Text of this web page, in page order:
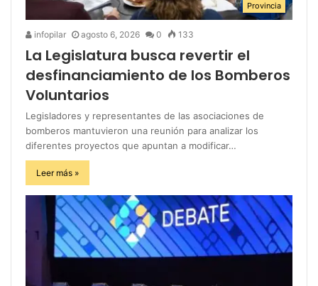
Provincia
infopilar agosto 6, 2026 0 133
La Legislatura busca revertir el
desfinanciamiento de los Bomberos
Voluntarios
Legisladores y representantes de las asociaciones de
bomberos mantuvieron una reunión para analizar los
diferentes proyectos que apuntan a modificar…
Leer más »